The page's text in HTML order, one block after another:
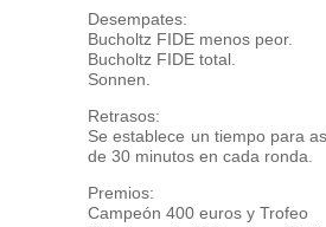
Desempates:
Bucholtz FIDE menos peor.
Bucholtz FIDE total.
Sonnen.
Retrasos:
Se establece un tiempo para
de 30 minutos en cada ronda.
Premios:
Campeón 400 euros y Trofeo